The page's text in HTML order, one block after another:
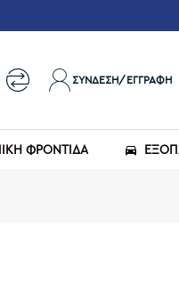
ΣΎΝΔΕΣΗ/ΕΓΓΡΑΦΉ
ΦΡΟΝΤΙΔΑ